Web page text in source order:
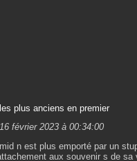
plus anciens en premier
février 2023 à 00:34:00
n est plus emporté par un
aux souvenir s de sa